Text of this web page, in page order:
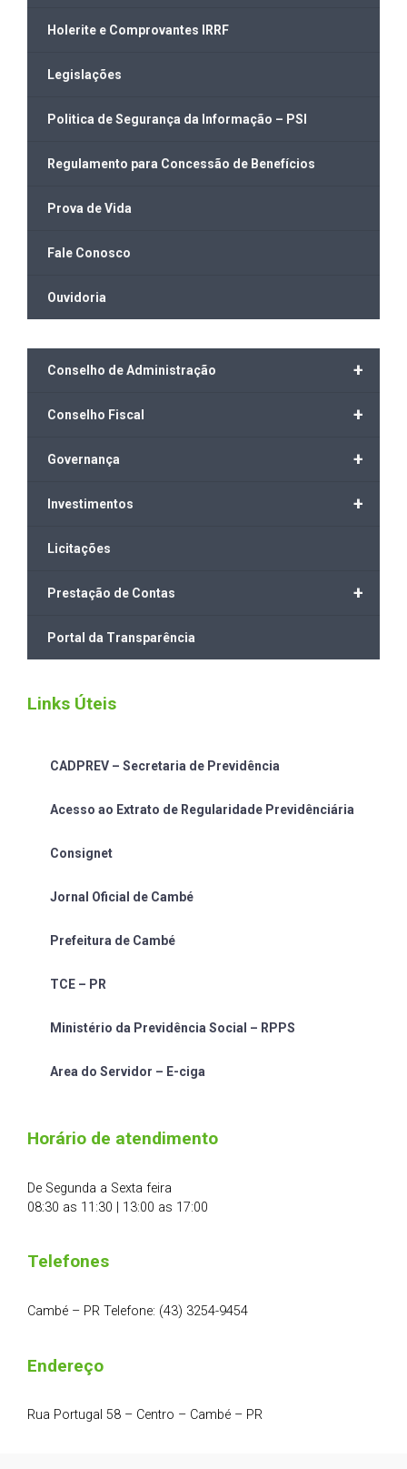
Holerite e Comprovantes IRRF
Legislações
Politica de Segurança da Informação – PSI
Regulamento para Concessão de Benefícios
Prova de Vida
Fale Conosco
Ouvidoria
+
Conselho de Administração
+
Conselho Fiscal
+
Governança
+
Investimentos
Licitações
+
Prestação de Contas
Portal da Transparência
Links Úteis
CADPREV – Secretaria de Previdência
Acesso ao Extrato de Regularidade Previdênciária
Consignet
Jornal Oficial de Cambé
Prefeitura de Cambé
TCE – PR
Ministério da Previdência Social – RPPS
Area do Servidor – E-ciga
Horário de atendimento
De Segunda a Sexta feira
08:30 as 11:30 | 13:00 as 17:00
Telefones
Cambé – PR Telefone: (43) 3254-9454
Endereço
Rua Portugal 58 – Centro – Cambé – PR